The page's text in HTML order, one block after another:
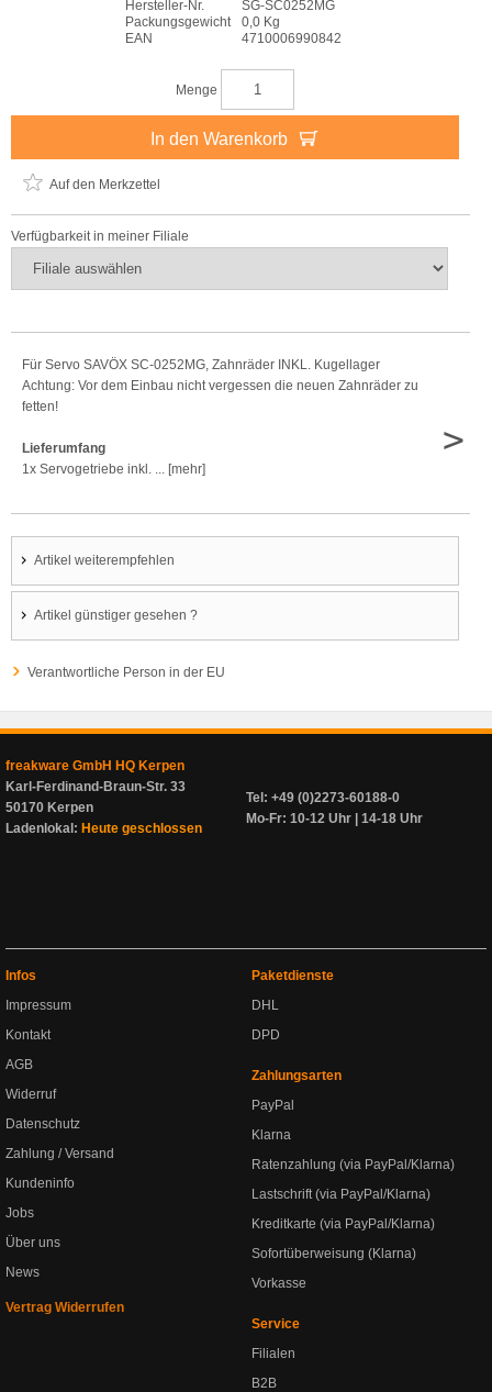
Hersteller-Nr.
SG-SC0252MG
Packungsgewicht
0,0 Kg
EAN
4710006990842
Menge
In den Warenkorb
Auf den Merkzettel
Verfügbarkeit in meiner Filiale
Für Servo SAVÖX SC-0252MG, Zahnräder INKL. Kugellager
Achtung: Vor dem Einbau nicht vergessen die neuen Zahnräder zu
fetten!
Lieferumfang
1x Servogetriebe inkl. ... [mehr]
>
Artikel weiterempfehlen
Artikel günstiger gesehen ?
Verantwortliche Person in der EU
freakware GmbH HQ Kerpen
Karl-Ferdinand-Braun-Str. 33
50170 Kerpen
Ladenlokal: Heute geschlossen
Tel: +49 (0)2273-60188-0
Mo-Fr: 10-12 Uhr | 14-18 Uhr
Infos
Impressum
Kontakt
AGB
Widerruf
Datenschutz
Zahlung / Versand
Kundeninfo
Jobs
Über uns
News
Vertrag Widerrufen
Paketdienste
DHL
DPD
Zahlungsarten
PayPal
Klarna
Ratenzahlung (via PayPal/Klarna)
Lastschrift (via PayPal/Klarna)
Kreditkarte (via PayPal/Klarna)
Sofortüberweisung (Klarna)
Vorkasse
Service
Filialen
B2B